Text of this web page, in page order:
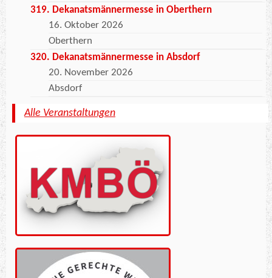
319. Dekanatsmännermesse in Oberthern
16. Oktober 2026
Oberthern
320. Dekanatsmännermesse in Absdorf
20. November 2026
Absdorf
Alle Veranstaltungen